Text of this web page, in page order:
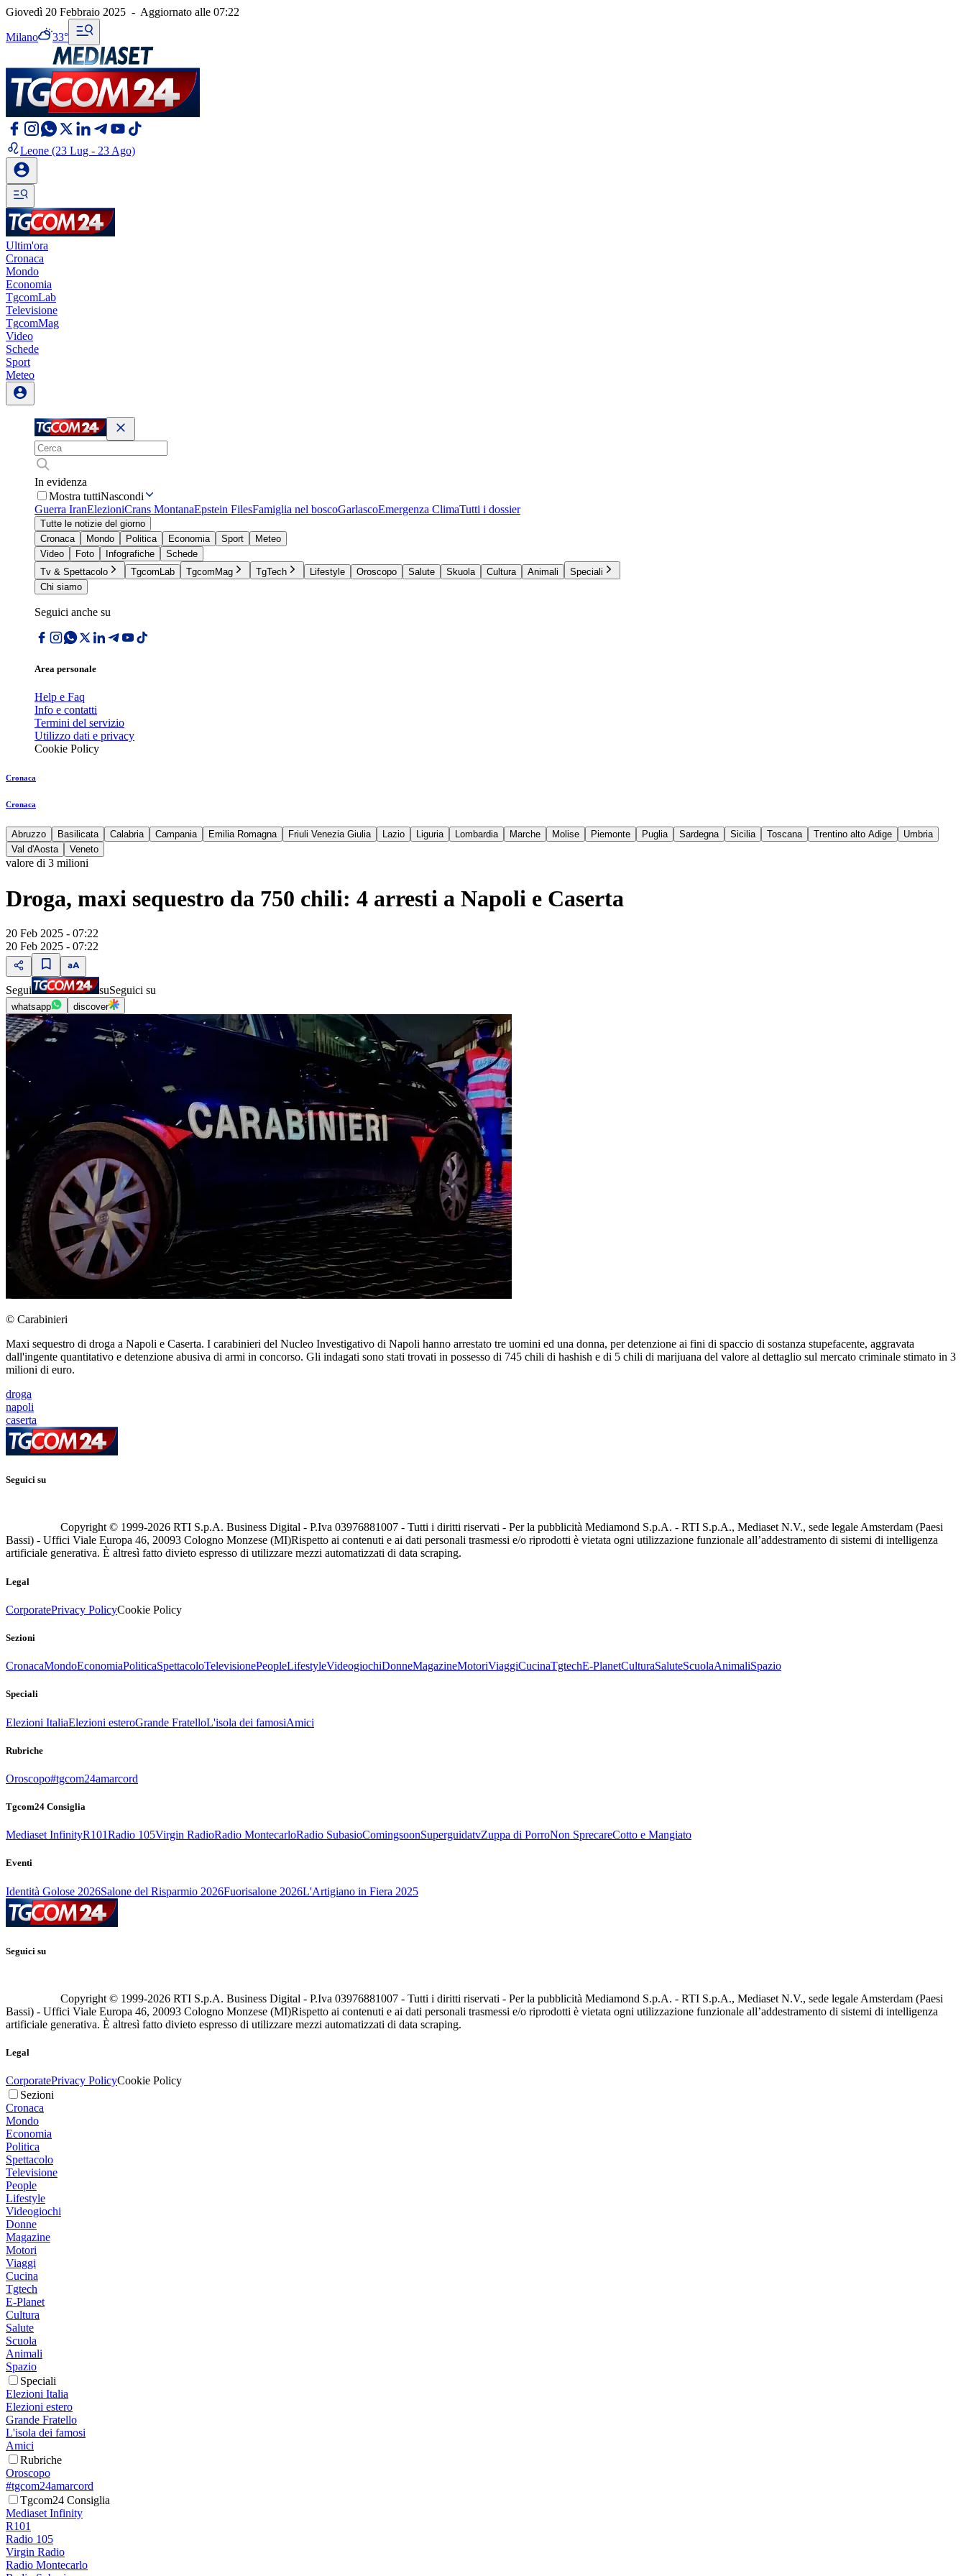
Giovedì 20 Febbraio 2025 - Aggiornato alle 07:22
Milano 33°
Leone (23 Lug - 23 Ago)
Ultim'ora
Cronaca
Mondo
Economia
TgcomLab
Televisione
TgcomMag
Video
Schede
Sport
Meteo
In evidenza
Mostra tuttiNascondi
Guerra IranElezioniCrans MontanaEpstein FilesFamiglia nel boscoGarlascoEmergenza ClimaTutti i dossier
Tutte le notizie del giorno
Cronaca
Mondo Politica Economia Sport
Meteo
Video
Foto Infografiche
Schede
Tv & Spettacolo
TgcomLab TgcomMag TgTech Lifestyle Oroscopo Salute Skuola Cultura Animali
Speciali
Chi siamo
Seguici anche su
Area personale
Help e Faq
Info e contatti
Termini del servizio
Utilizzo dati e privacy
Cookie Policy
Cronaca
Cronaca
Abruzzo Basilicata Calabria Campania Emilia Romagna Friuli Venezia Giulia Lazio Liguria Lombardia Marche Molise Piemonte Puglia Sardegna Sicilia Toscana Trentino alto Adige
Umbria
Val d'Aosta
Veneto
valore di 3 milioni
Droga, maxi sequestro da 750 chili: 4 arresti a Napoli e Caserta
20 Feb 2025 - 07:22
20 Feb 2025 - 07:22
Segui suSeguici su
whatsapp discover
© Carabinieri
Maxi sequestro di droga a Napoli e Caserta. I carabinieri del Nucleo Investigativo di Napoli hanno arrestato tre uomini ed una donna, per detenzione ai fini di spaccio di sostanza stupefacente, aggravata
dall'ingente quantitativo e detenzione abusiva di armi in concorso. Gli indagati sono stati trovati in possesso di 745 chili di hashish e di 5 chili di marijuana del valore al dettaglio sul mercato criminale stimato in 3
milioni di euro.
droga
napoli
caserta
Seguici su
Copyright © 1999-2026 RTI S.p.A. Business Digital - P.Iva 03976881007 - Tutti i diritti riservati - Per la pubblicità Mediamond S.p.A. - RTI S.p.A., Mediaset N.V., sede legale Amsterdam (Paesi
Bassi) - Uffici Viale Europa 46, 20093 Cologno Monzese (MI)Rispetto ai contenuti e ai dati personali trasmessi e/o riprodotti è vietata ogni utilizzazione funzionale all’addestramento di sistemi di intelligenza
artificiale generativa. È altresì fatto divieto espresso di utilizzare mezzi automatizzati di data scraping.
Legal
CorporatePrivacy PolicyCookie Policy
Sezioni
CronacaMondoEconomiaPoliticaSpettacoloTelevisionePeopleLifestyleVideogiochiDonneMagazineMotoriViaggiCucinaTgtechE-PlanetCulturaSaluteScuolaAnimaliSpazio
Speciali
Elezioni ItaliaElezioni esteroGrande FratelloL'isola dei famosiAmici
Rubriche
Oroscopo#tgcom24amarcord
Tgcom24 Consiglia
Mediaset InfinityR101Radio 105Virgin RadioRadio MontecarloRadio SubasioComingsoonSuperguidatvZuppa di PorroNon SprecareCotto e Mangiato
Eventi
Identità Golose 2026Salone del Risparmio 2026Fuorisalone 2026L'Artigiano in Fiera 2025
Seguici su
Copyright © 1999-2026 RTI S.p.A. Business Digital - P.Iva 03976881007 - Tutti i diritti riservati - Per la pubblicità Mediamond S.p.A. - RTI S.p.A., Mediaset N.V., sede legale Amsterdam (Paesi
Bassi) - Uffici Viale Europa 46, 20093 Cologno Monzese (MI)Rispetto ai contenuti e ai dati personali trasmessi e/o riprodotti è vietata ogni utilizzazione funzionale all’addestramento di sistemi di intelligenza
artificiale generativa. È altresì fatto divieto espresso di utilizzare mezzi automatizzati di data scraping.
Legal
CorporatePrivacy PolicyCookie Policy
Sezioni
Cronaca
Mondo
Economia
Politica
Spettacolo
Televisione
People
Lifestyle
Videogiochi
Donne
Magazine
Motori
Viaggi
Cucina
Tgtech
E-Planet
Cultura
Salute
Scuola
Animali
Spazio
Speciali
Elezioni Italia
Elezioni estero
Grande Fratello
L'isola dei famosi
Amici
Rubriche
Oroscopo
#tgcom24amarcord
Tgcom24 Consiglia
Mediaset Infinity
R101
Radio 105
Virgin Radio
Radio Montecarlo